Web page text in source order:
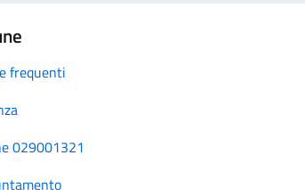
frequenti
029001321